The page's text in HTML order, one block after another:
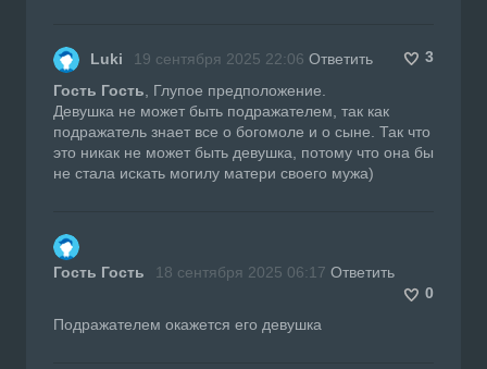
Luki 19 сентября 2025 22:06 Ответить
3
Гость Гость , Глупое предположение.
Девушка не может быть подражателем, так как
подражатель знает все о богомоле и о сыне. Так что
это никак не может быть девушка, потому что она бы
не стала искать могилу матери своего мужа)
Гость Гость 18 сентября 2025 06:17 Ответить
0
Подражателем окажется его девушка